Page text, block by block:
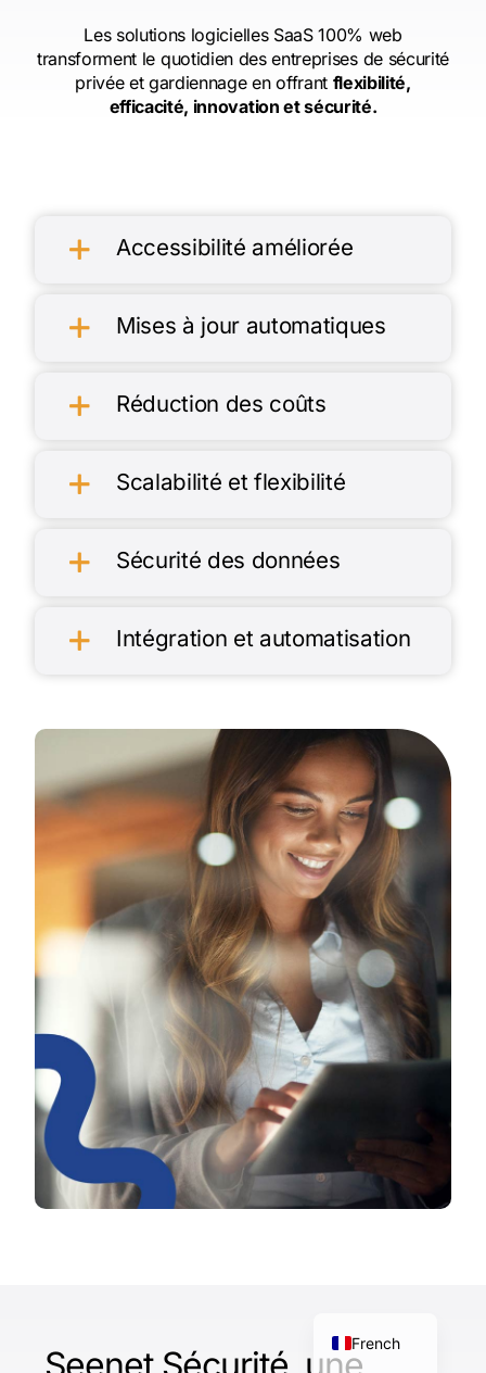
Les solutions logicielles SaaS 100% web
transforment le quotidien des entreprises de sécurité
privée et gardiennage en offrant flexibilité,
efficacité, innovation et sécurité.
Accessibilité améliorée
Mises à jour automatiques
Réduction des coûts
Scalabilité et flexibilité
Sécurité des données
Intégration et automatisation
French